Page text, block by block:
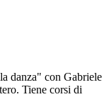
danza" con Gabriele
Tiene corsi di